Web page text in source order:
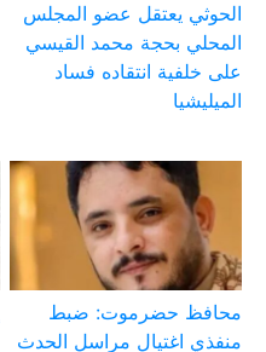
الحوثي يعتقل عضو المجلس
المحلي بحجة محمد القيسي
على خلفية انتقاده فساد
الميليشيا
محافظ حضرموت: ضبط
منفذي اغتيال مراسل الحدث